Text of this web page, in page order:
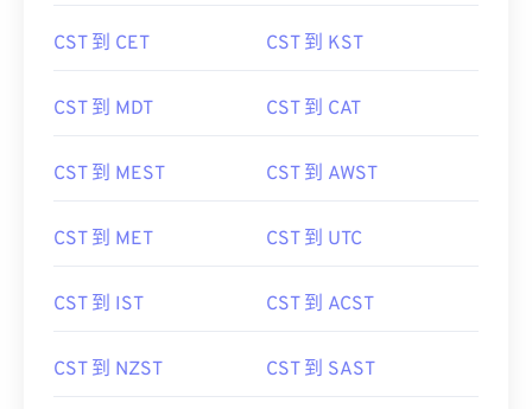
CST 到 CET CST 到 KST
CST 到 MDT CST 到 CAT
CST 到 MEST CST 到 AWST
CST 到 MET CST 到 UTC
CST 到 IST CST 到 ACST
CST 到 NZST CST 到 SAST